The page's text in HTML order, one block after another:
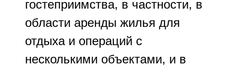
гостеприимства, в частности, в
области аренды жилья для
отдыха и операций с
несколькими объектами, и в